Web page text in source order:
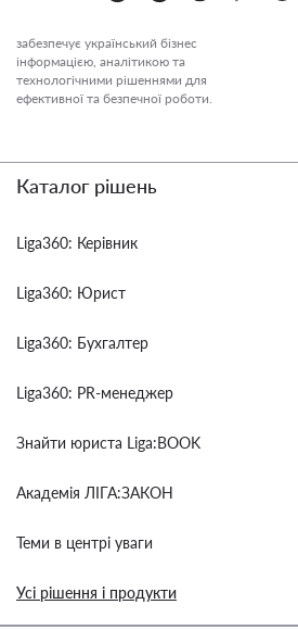
забезпечує український бізнес
інформацією, аналітикою та
технологічними рішеннями для
ефективної та безпечної роботи.
Каталог рішень
Liga360: Керівник
Liga360: Юрист
Liga360: Бухгалтер
Liga360: PR-менеджер
Знайти юриста Liga:BOOK
Академія ЛІГА:ЗАКОН
Теми в центрі уваги
Усі рішення і продукти